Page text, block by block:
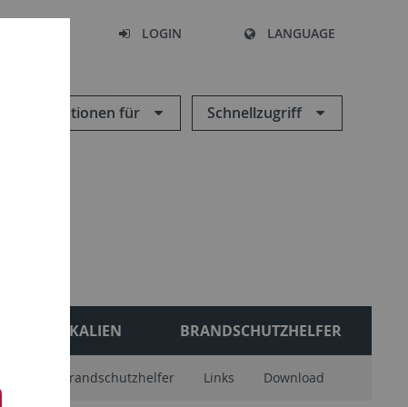
LOGIN LANGUAGE
Informationen für Schnellzugriff
CHEMIKALIEN BRANDSCHUTZHELFER
Brandschutzhelfer Links Download